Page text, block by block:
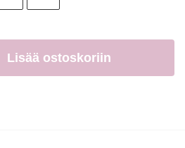
Lisää ostoskoriin